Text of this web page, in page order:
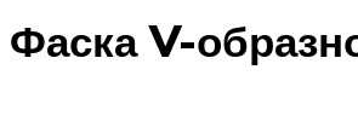
Фаска V-